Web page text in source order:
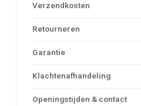
Verzendkosten
Retourneren
Garantie
Klachtenafhandeling
Openingstijden & contact